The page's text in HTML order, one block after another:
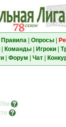
Правила| Опросы|
| Команды| Игроки|
| Форум Чат|